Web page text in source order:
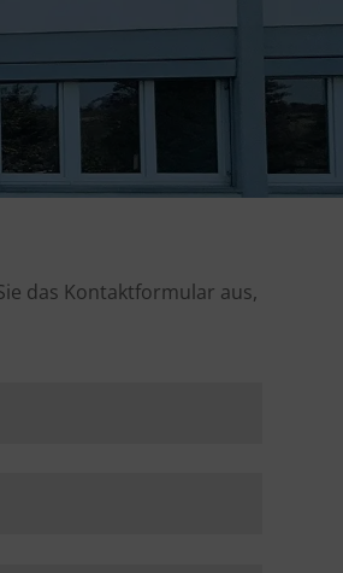
das Kontaktformular aus,